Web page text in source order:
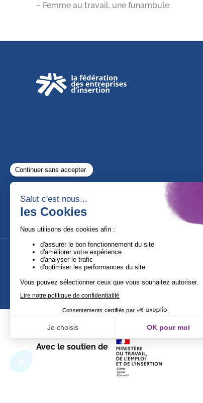
– Femme au travail, une funambule
Suivez-nous !
Avec le soutien de